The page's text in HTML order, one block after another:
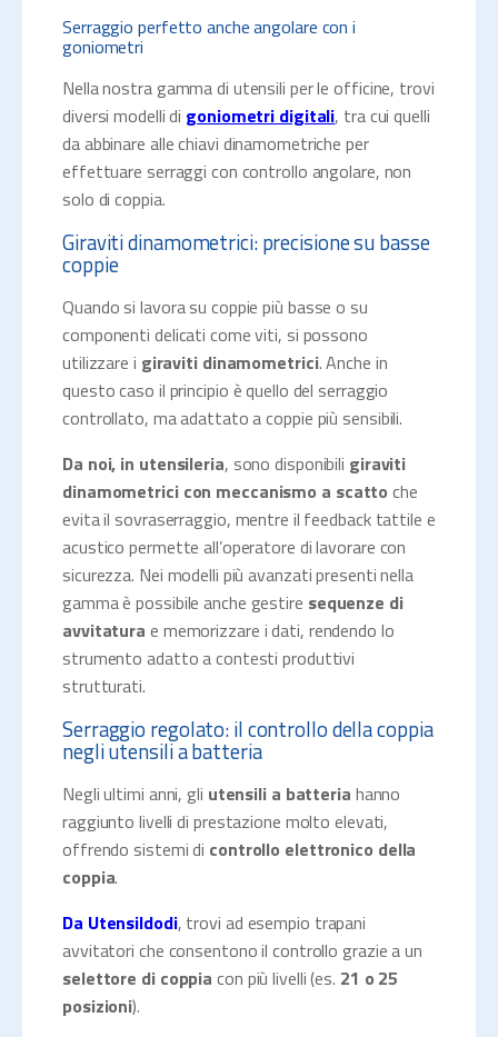
Serraggio perfetto anche angolare con i
goniometri
Nella nostra gamma di utensili per le officine, trovi
diversi modelli di goniometri digitali, tra cui quelli
da abbinare alle chiavi dinamometriche per
effettuare serraggi con controllo angolare, non
solo di coppia.
Giraviti dinamometrici: precisione su basse
coppie
Quando si lavora su coppie più basse o su
componenti delicati come viti, si possono
utilizzare i giraviti dinamometrici. Anche in
questo caso il principio è quello del serraggio
controllato, ma adattato a coppie più sensibili.
Da noi, in utensileria, sono disponibili giraviti
dinamometrici con meccanismo a scatto che
evita il sovraserraggio, mentre il feedback tattile e
acustico permette all’operatore di lavorare con
sicurezza. Nei modelli più avanzati presenti nella
gamma è possibile anche gestire sequenze di
avvitatura e memorizzare i dati, rendendo lo
strumento adatto a contesti produttivi
strutturati.
Serraggio regolato: il controllo della coppia
negli utensili a batteria
Negli ultimi anni, gli utensili a batteria hanno
raggiunto livelli di prestazione molto elevati,
offrendo sistemi di controllo elettronico della
coppia.
Da Utensildodi, trovi ad esempio trapani
avvitatori che consentono il controllo grazie a un
selettore di coppia con più livelli (es. 21 o 25
posizioni).